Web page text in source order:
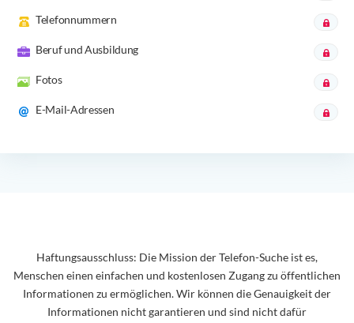
Telefonnummern
Beruf und Ausbildung
Fotos
E-Mail-Adressen
Haftungsausschluss: Die Mission der Telefon-Suche ist es,
Menschen einen einfachen und kostenlosen Zugang zu öffentlichen
Informationen zu ermöglichen. Wir können die Genauigkeit der
Informationen nicht garantieren und sind nicht dafür